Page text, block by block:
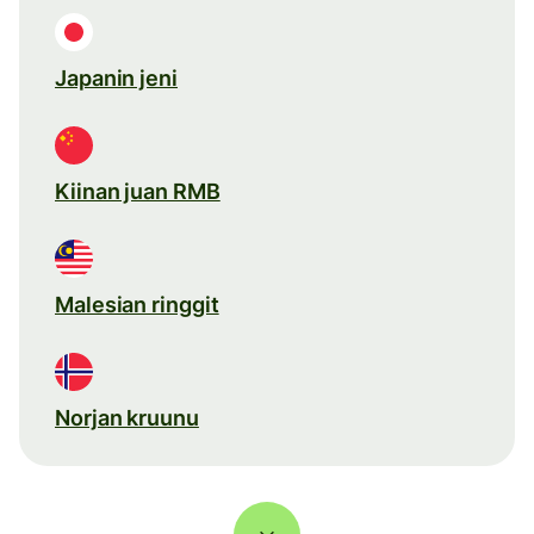
Japanin jeni
Kiinan juan RMB
Malesian ringgit
Norjan kruunu